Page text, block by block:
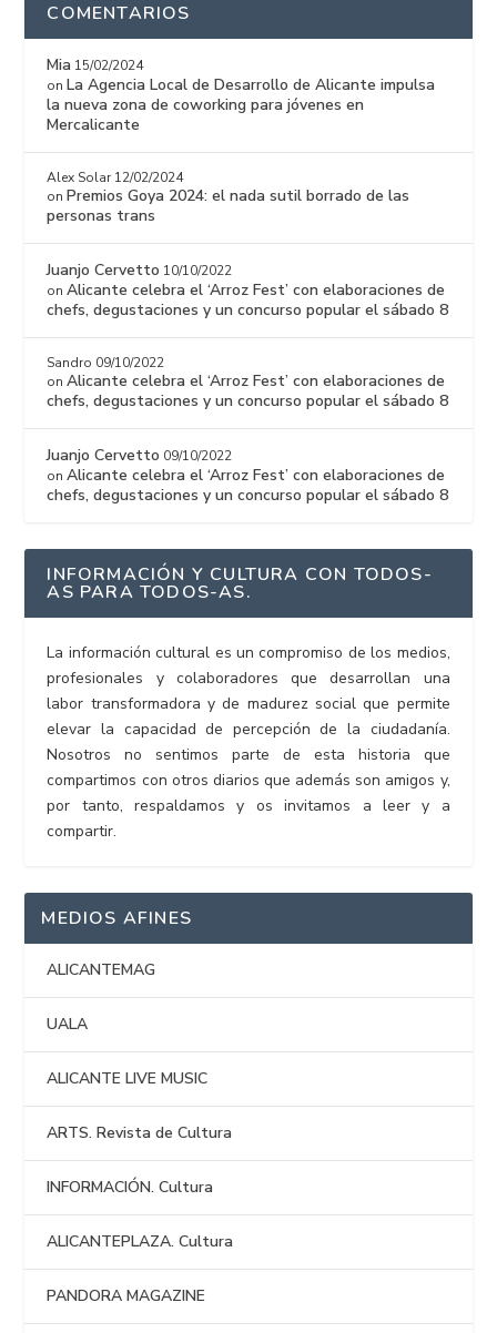
COMENTARIOS
Mia 15/02/2024
onLa Agencia Local de Desarrollo de Alicante impulsa
la nueva zona de coworking para jóvenes en
Mercalicante
Alex Solar 12/02/2024
onPremios Goya 2024: el nada sutil borrado de las
personas trans
Juanjo Cervetto 10/10/2022
onAlicante celebra el ‘Arroz Fest’ con elaboraciones de
chefs, degustaciones y un concurso popular el sábado 8
Sandro 09/10/2022
onAlicante celebra el ‘Arroz Fest’ con elaboraciones de
chefs, degustaciones y un concurso popular el sábado 8
Juanjo Cervetto 09/10/2022
onAlicante celebra el ‘Arroz Fest’ con elaboraciones de
chefs, degustaciones y un concurso popular el sábado 8
INFORMACIÓN Y CULTURA CON TODOS-
AS PARA TODOS-AS.
La información cultural es un compromiso de los medios,
profesionales y colaboradores que desarrollan una
labor transformadora y de madurez social que permite
elevar la capacidad de percepción de la ciudadanía.
Nosotros no sentimos parte de esta historia que
compartimos con otros diarios que además son amigos y,
por tanto, respaldamos y os invitamos a leer y a
compartir.
MEDIOS AFINES
ALICANTEMAG
UALA
ALICANTE LIVE MUSIC
ARTS. Revista de Cultura
INFORMACIÓN. Cultura
ALICANTEPLAZA. Cultura
PANDORA MAGAZINE